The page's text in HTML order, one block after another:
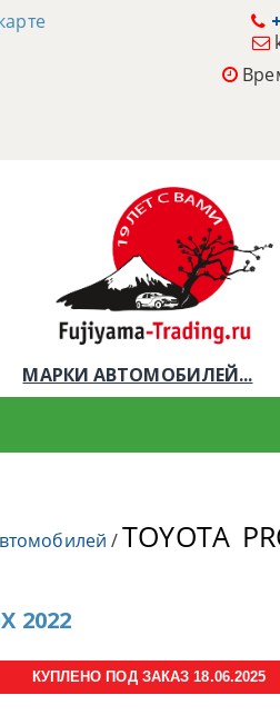
МАРКИ АВТОМОБИЛЕЙ...
/TOYOTA
2022
КУПЛЕНО ПОД ЗАКАЗ 18.06.2025